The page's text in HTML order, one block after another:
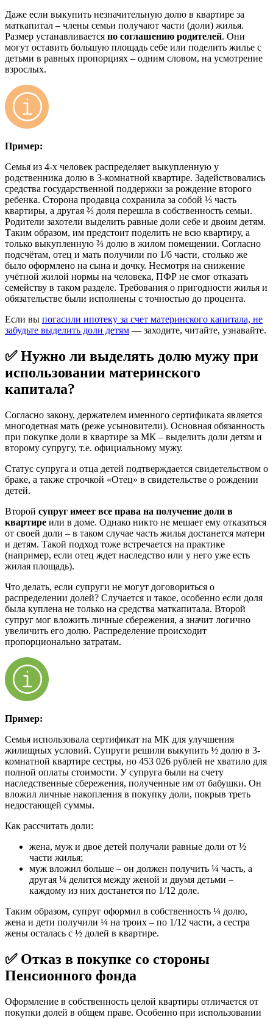
Даже если выкупить незначительную долю в квартире за
маткапитал – члены семьи получают части (доли) жилья.
Размер устанавливается по соглашению родителей. Они
могут оставить большую площадь себе или поделить жилье с
детьми в равных пропорциях – одним словом, на усмотрение
взрослых.
Пример:
Семья из 4-х человек распределяет выкупленную у
родственника долю в 3-комнатной квартире. Задействовались
средства государственной поддержки за рождение второго
ребенка. Сторона продавца сохранила за собой ⅓ часть
квартиры, а другая ⅔ доля перешла в собственность семьи.
Родители захотели выделить равные доли себе и двоим детям.
Таким образом, им предстоит поделить не всю квартиру, а
только выкупленную ⅔ долю в жилом помещении. Согласно
подсчётам, отец и мать получили по 1/6 части, столько же
было оформлено на сына и дочку. Несмотря на снижение
учётной жилой нормы на человека, ПФР не смог отказать
семейству в таком разделе. Требования о пригодности жилья и
обязательстве были исполнены с точностью до процента.
Если вы погасили ипотеку за счет материнского капитала, не
забудьте выделить доли детям — заходите, читайте, узнавайте.
✅ Нужно ли выделять долю мужу при
использовании материнского
капитала?
Согласно закону, держателем именного сертификата является
многодетная мать (реже усыновители). Основная обязанность
при покупке доли в квартире за МК – выделить доли детям и
второму супругу, т.е. официальному мужу.
Статус супруга и отца детей подтверждается свидетельством о
браке, а также строчкой «Отец» в свидетельстве о рождении
детей.
Второй супруг имеет все права на получение доли в
квартире или в доме. Однако никто не мешает ему отказаться
от своей доли – в таком случае часть жилья достанется матери
и детям. Такой подход тоже встречается на практике
(например, если отец ждет наследство или у него уже есть
жилая площадь).
Что делать, если супруги не могут договориться о
распределении долей? Случается и такое, особенно если доля
была куплена не только на средства маткапитала. Второй
супруг мог вложить личные сбережения, а значит логично
увеличить его долю. Распределение происходит
пропорционально затратам.
Пример:
Семья использовала сертификат на МК для улучшения
жилищных условий. Супруги решили выкупить ½ долю в 3-
комнатной квартире сестры, но 453 026 рублей не хватило для
полной оплаты стоимости. У супруга были на счету
наследственные сбережения, полученные им от бабушки. Он
вложил личные накопления в покупку доли, покрыв треть
недостающей суммы.
Как рассчитать доли:
жена, муж и двое детей получали равные доли от ½
части жилья;
муж вложил больше – он должен получить ¼ часть, а
другая ¼ делится между женой и двумя детьми –
каждому из них достанется по 1/12 доле.
Таким образом, супруг оформил в собственность ¼ долю,
жена и дети получили ¼ на троих – по 1/12 части, а сестра
жены осталась с ½ долей в квартире.
✅ Отказ в покупке со стороны
Пенсионного фонда
Оформление в собственность целой квартиры отличается от
покупки долей в общем праве. Особенно при использовании